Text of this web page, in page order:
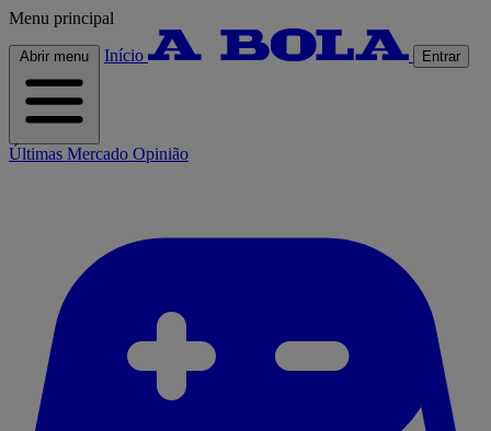
Menu principal
Abrir menu Início Entrar
Últimas Mercado Opinião